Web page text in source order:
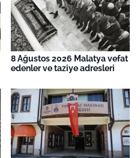
8 Ağustos 2026 Malatya vefat
edenler ve taziye adresleri